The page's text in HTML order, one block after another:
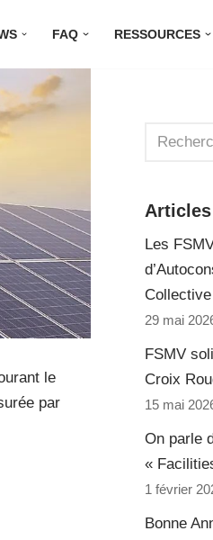
FAQ RESSOURCES
le
par
Les
Collective
29 mai
FSMV
Croix
15 mai
On parle
«
1 février
Bonne